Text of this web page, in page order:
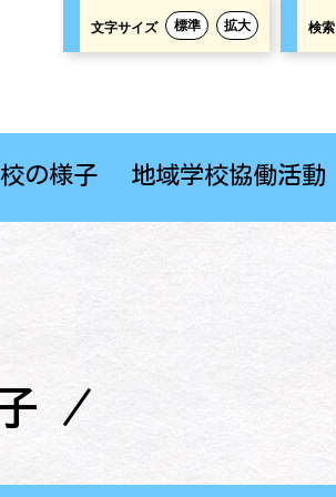
文字サイズ 標準 拡大 検索
の様子 地域学校協働活動